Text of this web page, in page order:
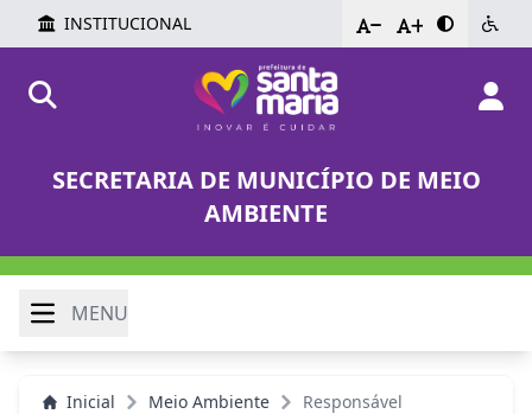
INSTITUCIONAL - +
SECRETARIA DE MUNICÍPIO DE MEIO
AMBIENTE
MENU
Inicial Meio Ambiente Responsável